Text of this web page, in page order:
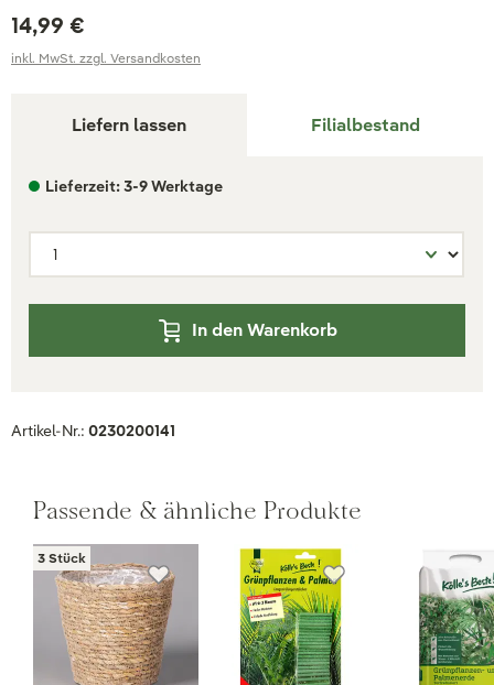
14,99 €
inkl. MwSt. zzgl. Versandkosten
Liefern lassen Filialbestand
Lieferzeit: 3-9 Werktage
In den Warenkorb
Artikel-Nr.: 0230200141
Passende & ähnliche Produkte
3 Stück